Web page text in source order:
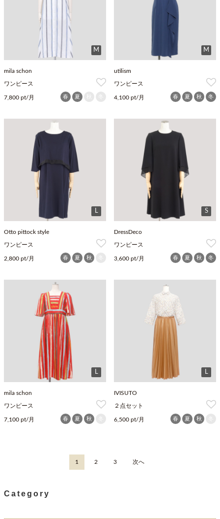
M
mila schon
ワンピース
7,800 pt/月 春 夏
M
utilism
ワンピース
4,100 pt/月 春 夏 秋 冬
L
Otto pittock style
ワンピース
2,800 pt/月 春 夏 秋
S
DressDeco
ワンピース
3,600 pt/月 春 夏 秋 冬
L
mila schon
ワンピース
7,100 pt/月 春 夏 秋
L
IVISUTO
２点セット
6,500 pt/月 春 夏 秋
1 2 3 次へ
Category